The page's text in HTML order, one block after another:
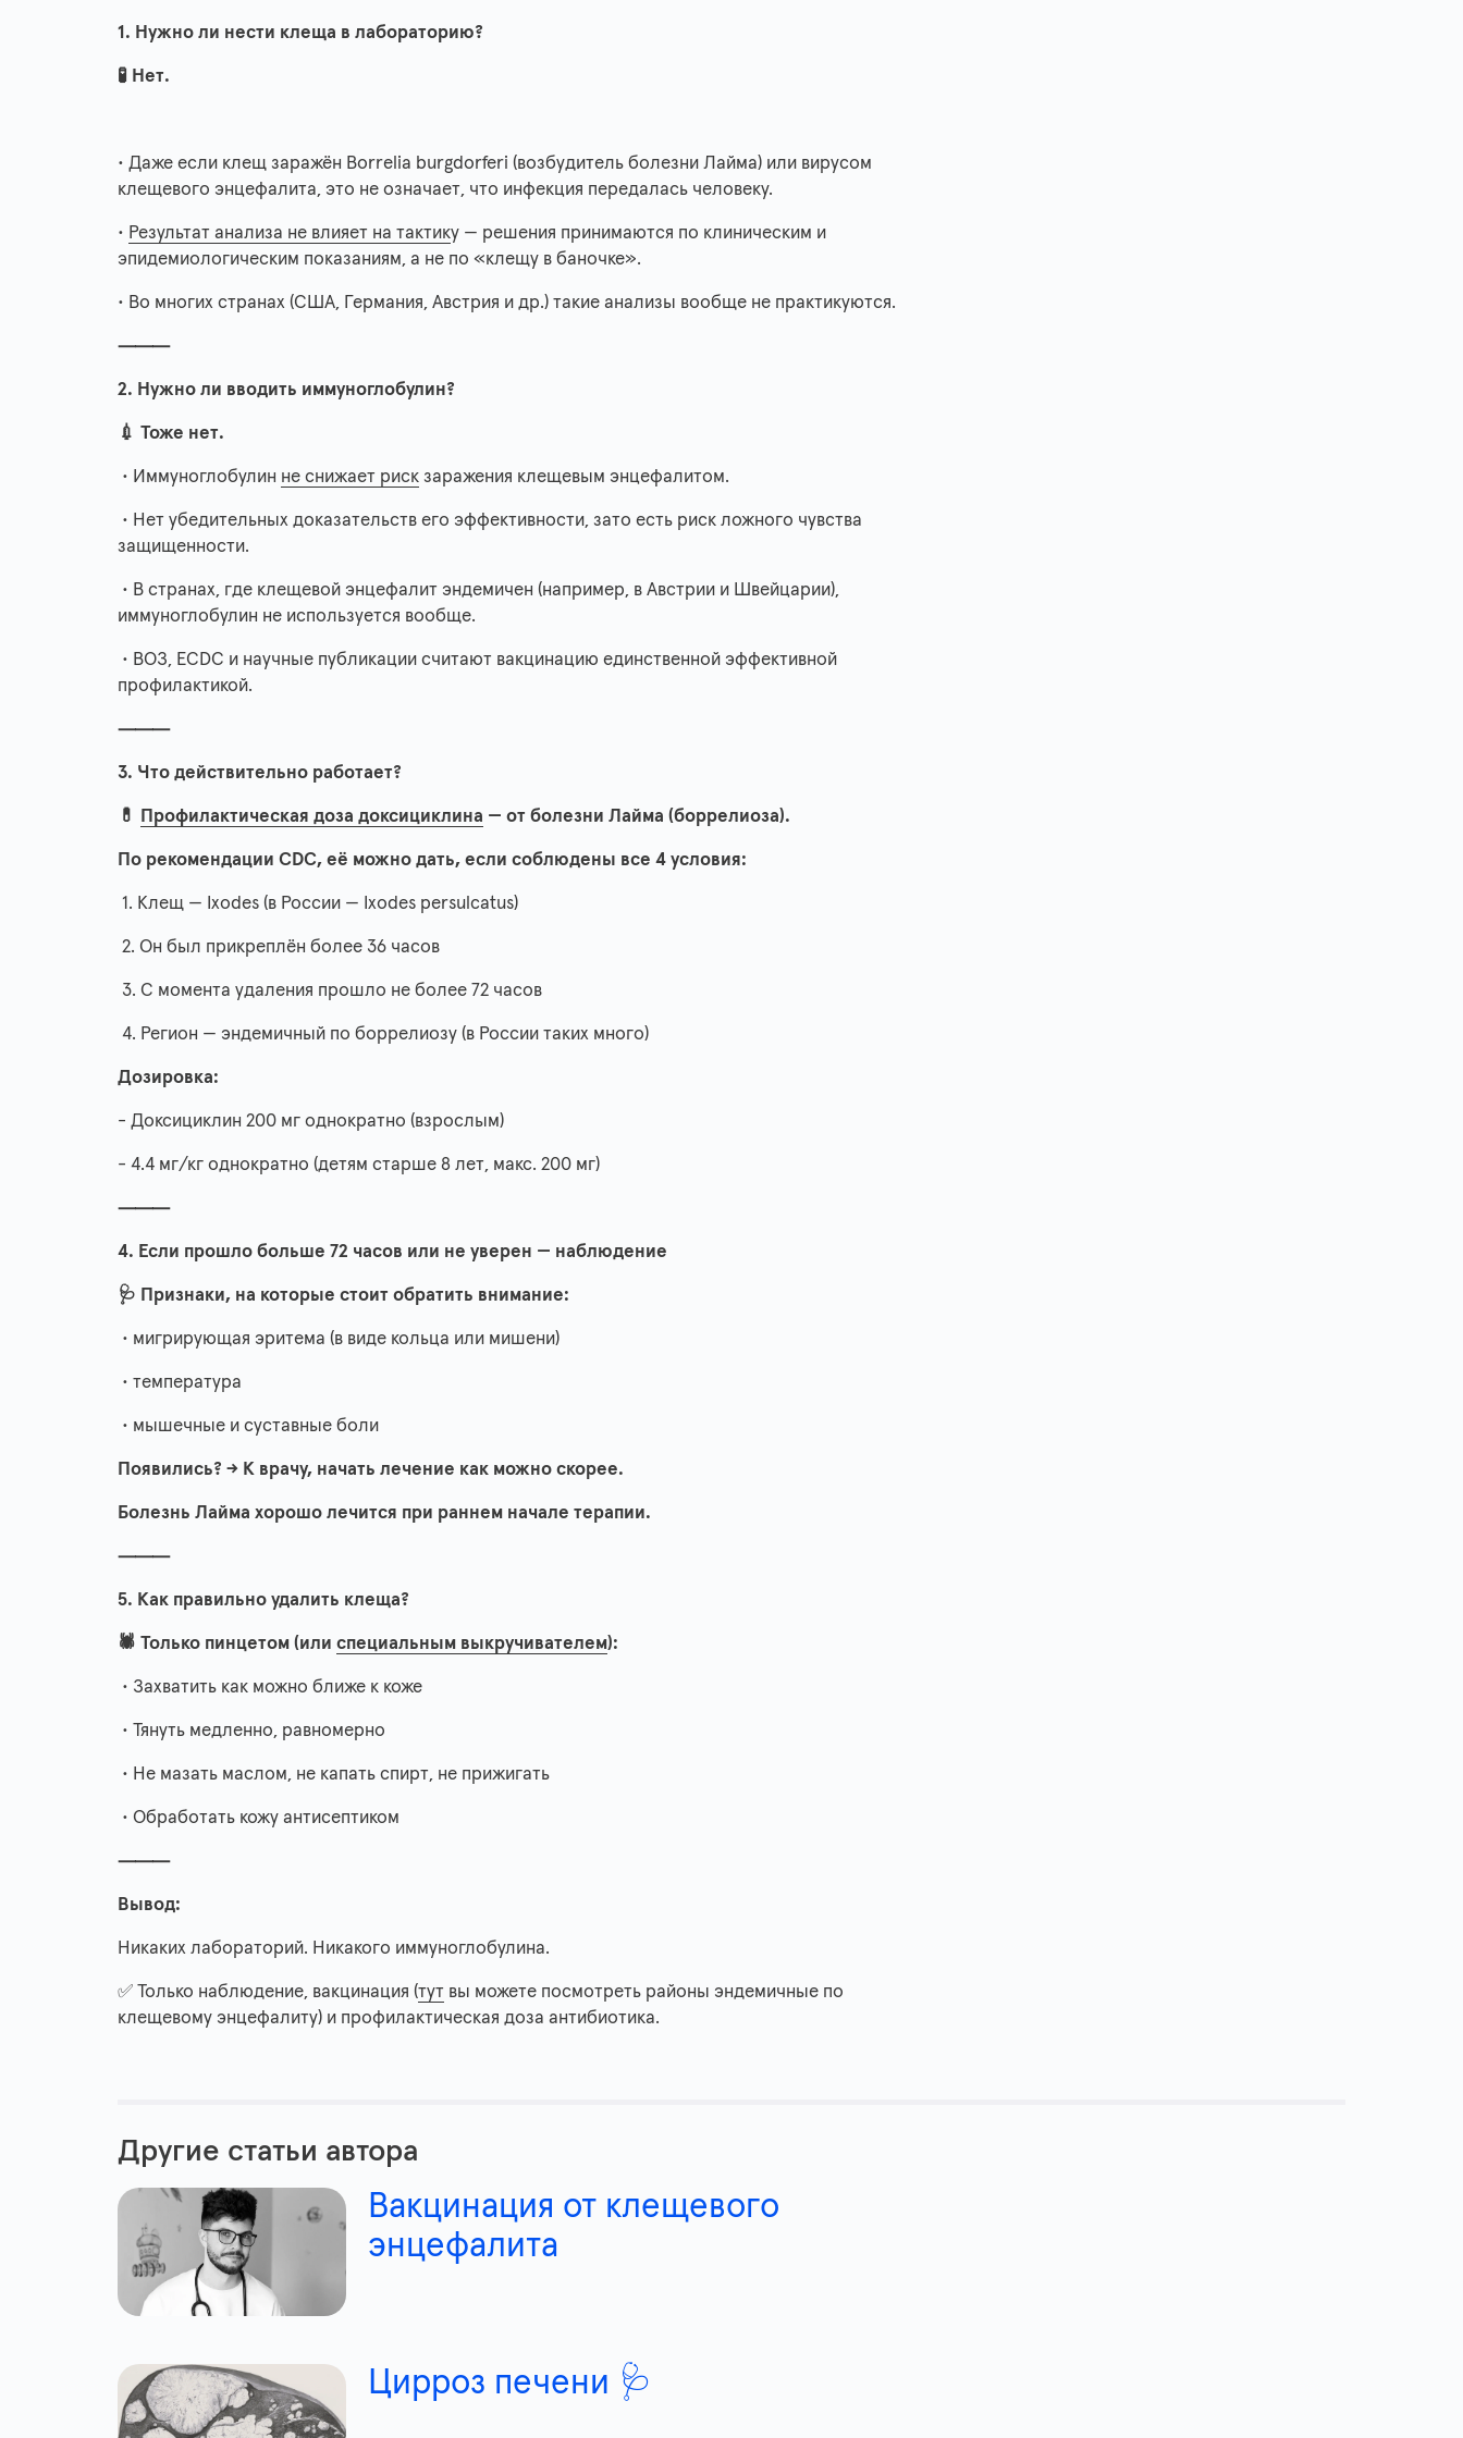
1. Нужно ли нести клеща в лабораторию?
🧪 Нет.
• Даже если клещ заражён Borrelia burgdorferi (возбудитель болезни Лайма) или вирусом
клещевого энцефалита, это не означает, что инфекция передалась человеку.
• Результат анализа не влияет на тактику — решения принимаются по клиническим и
эпидемиологическим показаниям, а не по «клещу в баночке».
• Во многих странах (США, Германия, Австрия и др.) такие анализы вообще не практикуются.
⸻
2. Нужно ли вводить иммуноглобулин?
💉 Тоже нет.
• Иммуноглобулин не снижает риск заражения клещевым энцефалитом.
• Нет убедительных доказательств его эффективности, зато есть риск ложного чувства
защищенности.
• В странах, где клещевой энцефалит эндемичен (например, в Австрии и Швейцарии),
иммуноглобулин не используется вообще.
• ВОЗ, ECDC и научные публикации считают вакцинацию единственной эффективной
профилактикой.
⸻
3. Что действительно работает?
💊 Профилактическая доза доксициклина — от болезни Лайма (боррелиоза).
По рекомендации CDC, её можно дать, если соблюдены все 4 условия:
1. Клещ — Ixodes (в России — Ixodes persulcatus)
2. Он был прикреплён более 36 часов
3. С момента удаления прошло не более 72 часов
4. Регион — эндемичный по боррелиозу (в России таких много)
Дозировка:
- Доксициклин 200 мг однократно (взрослым)
- 4.4 мг/кг однократно (детям старше 8 лет, макс. 200 мг)
⸻
4. Если прошло больше 72 часов или не уверен — наблюдение
🩺 Признаки, на которые стоит обратить внимание:
• мигрирующая эритема (в виде кольца или мишени)
• температура
• мышечные и суставные боли
Появились? → К врачу, начать лечение как можно скорее.
Болезнь Лайма хорошо лечится при раннем начале терапии.
⸻
5. Как правильно удалить клеща?
🕷️ Только пинцетом (или специальным выкручивателем):
• Захватить как можно ближе к коже
• Тянуть медленно, равномерно
• Не мазать маслом, не капать спирт, не прижигать
• Обработать кожу антисептиком
⸻
Вывод:
Никаких лабораторий. Никакого иммуноглобулина.
✅ Только наблюдение, вакцинация (тут вы можете посмотреть районы эндемичные по
клещевому энцефалиту) и профилактическая доза антибиотика.
Другие статьи автора
Вакцинация от клещевого
энцефалита
Цирроз печени 🩺